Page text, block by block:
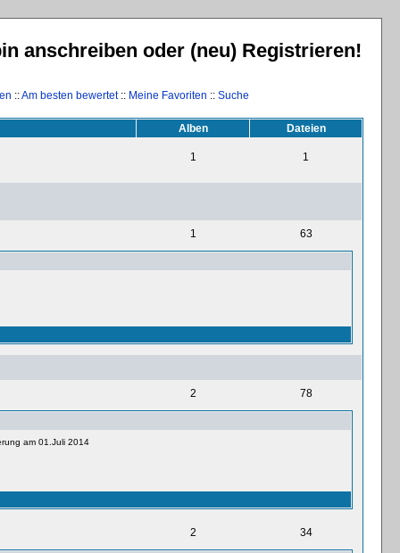
anschreiben oder (neu) Registrieren!
::Am besten bewertet:: Meine Favoriten :: Suche
Alben
Dateien
1 1
1 63
2 78
am 01.Juli 2014
2 34